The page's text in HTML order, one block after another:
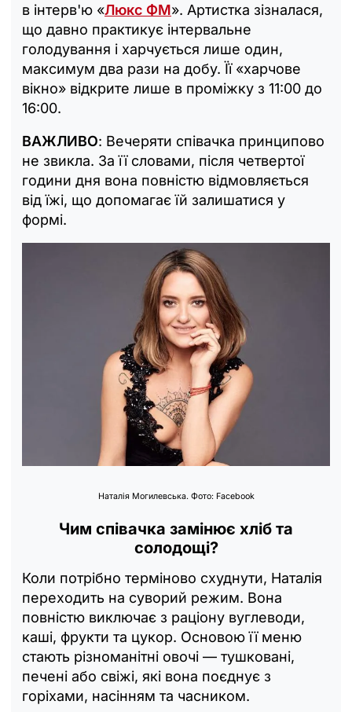
в інтерв'ю «Люкс ФМ». Артистка зізналася,
що давно практикує інтервальне
голодування і харчується лише один,
максимум два рази на добу. Її «харчове
вікно» відкрите лише в проміжку з 11:00 до
16:00.
ВАЖЛИВО: Вечеряти співачка принципово
не звикла. За її словами, після четвертої
години дня вона повністю відмовляється
від їжі, що допомагає їй залишатися у
формі.
Наталія Могилевська. Фото: Facebook
Чим співачка замінює хліб та
солодощі?
Коли потрібно терміново схуднути, Наталія
переходить на суворий режим. Вона
повністю виключає з раціону вуглеводи,
каші, фрукти та цукор. Основою її меню
стають різноманітні овочі — тушковані,
печені або свіжі, які вона поєднує з
горіхами, насінням та часником.